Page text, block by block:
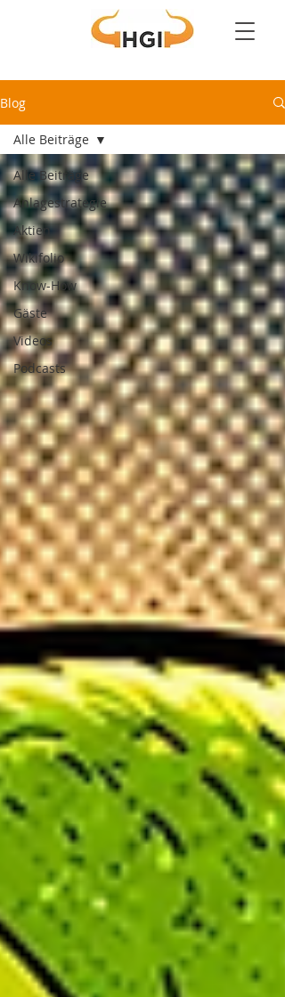
Blog
Alle Beiträge
Anlagestrategie
Aktien
Wikifolio
Know-How
Gäste
Videos
Podcasts
Alle Beiträge